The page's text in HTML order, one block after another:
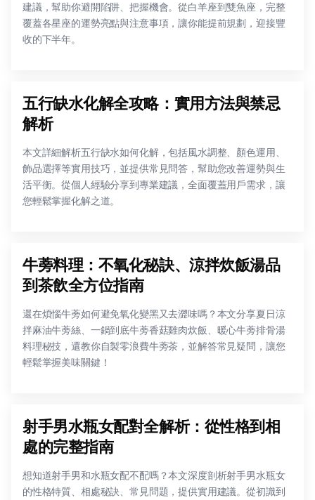
建議，幫助你避開陷阱、把握機會。從白羊座到雙魚座，完整
覆蓋各星座的運勢亮點與注意事項，讓你能提前規劃，迎接豐
收的下半年。
五行缺水化解全攻略：實用方法與禁忌
解析
本文詳細解析五行缺水如何化解，包括風水調整、顏色運用、
飾品選擇等實用技巧，並提供常見問答，幫助您改善運勢與生
活平衡。從個人經驗分享到專業建議，全面覆蓋用戶需求，讓
您輕鬆掌握化解之道。
牛蒡料理：不氧化秘訣、涼拌炊飯湯品
到茶飲全方位指南
還在煩惱牛蒡如何避免氧化變黑又去澀味嗎？本文分享夏日涼
拌麻油牛蒡絲、一鍋到底牛蒡香菇雞肉炊飯、暖心牛蒡排骨湯
料理秘技，還教你自製零浪費牛蒡茶，並解答常見疑問，讓您
輕鬆掌握美味關鍵！
射手男水瓶女配對全解析：從性格到相
處的完整指南
想知道射手男和水瓶女配不配嗎？本文深度剖析射手男水瓶女
的性格特質、相處秘訣、常見問題，提供實用建議。從初識到